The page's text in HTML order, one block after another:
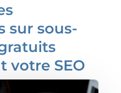
sur sous-
votre SEO